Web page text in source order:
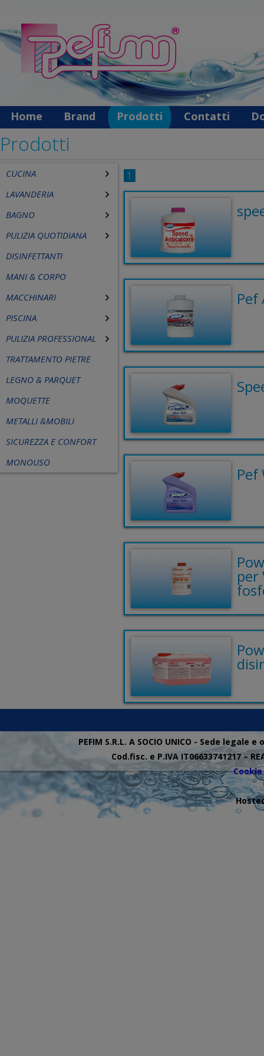
Home Brand Prodotti Contatti
Prodotti
CUCINA
LAVANDERIA
BAGNO
PULIZIA QUOTIDIANA
DISINFETTANTI
MANI & CORPO
MACCHINARI
PISCINA
PULIZIA PROFESSIONAL
TRATTAMENTO PIETRE
LEGNO & PARQUET
MOQUETTE
METALLI &MOBILI
SICUREZZA E CONFORT
MONOUSO
1
Pef
Pef
per
PEFIM S.R.L. A SOCIO UNICO - Sede
Cod.fisc. e P.IVA IT06633741217 –